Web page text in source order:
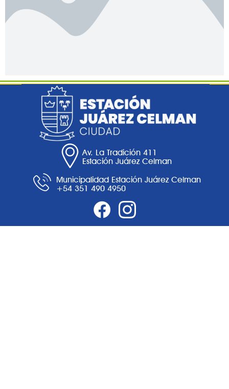
Av. La Tradición 411
Estación Juárez Celman
Municipalidad Estación Juárez Celman
+54 351 490 4950